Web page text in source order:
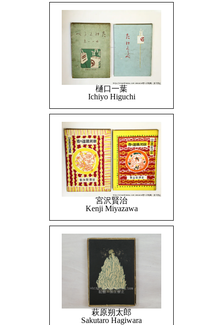
樋口一葉
Ichiyo Higuchi
宮沢賢治
Kenji Miyazawa
萩原朔太郎
Sakutaro Hagiwara